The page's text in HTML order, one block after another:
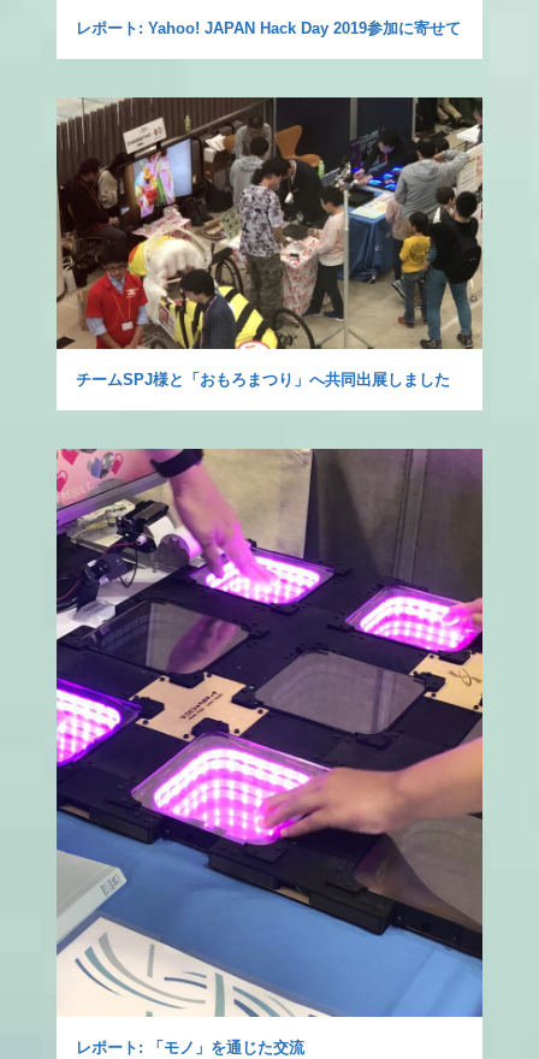
レポート: Yahoo! JAPAN Hack Day 2019参加に寄せて
チームSPJ様と「おもろまつり」へ共同出展しました
レポート: 「モノ」を通じた交流